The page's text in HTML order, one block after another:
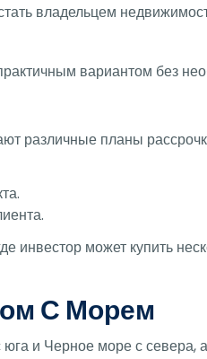
владельцем
вариантом без
различные планы
может купить
С Морем
и Черное море с севера,